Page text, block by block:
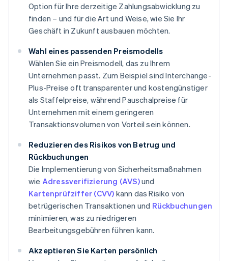
Option für Ihre derzeitige Zahlungsabwicklung zu
finden – und für die Art und Weise, wie Sie Ihr
Geschäft in Zukunft ausbauen möchten.
Wahl eines passenden Preismodells
Wählen Sie ein Preismodell, das zu Ihrem
Unternehmen passt. Zum Beispiel sind Interchange-
Plus-Preise oft transparenter und kostengünstiger
als Staffelpreise, während Pauschalpreise für
Unternehmen mit einem geringeren
Transaktionsvolumen von Vorteil sein können.
Reduzieren des Risikos von Betrug und
Rückbuchungen
Die Implementierung von Sicherheitsmaßnahmen
wie Adressverifizierung (AVS)und
Kartenprüfziffer (CVV) kann das Risiko von
betrügerischen Transaktionen und Rückbuchungen
minimieren, was zu niedrigeren
Bearbeitungsgebühren führen kann.
Akzeptieren Sie Karten persönlich